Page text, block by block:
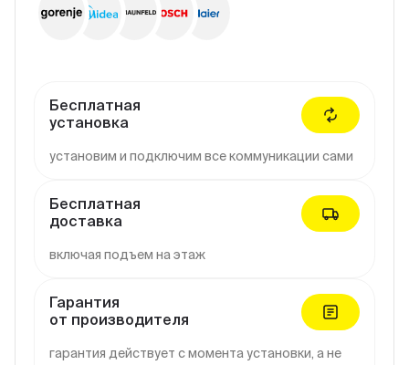
Бесплатная
установка
установим и подключим все коммуникации сами
Бесплатная
доставка
включая подъем на этаж
Гарантия
от производителя
гарантия действует с момента установки, а не